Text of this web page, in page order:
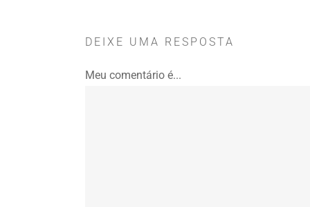
DEIXE UMA RESPOSTA
Meu comentário é...